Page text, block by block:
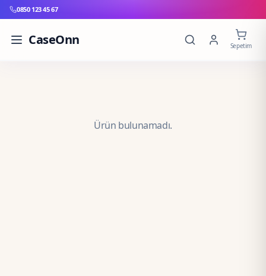
0850 123 45 67
CaseOnn Sepetim
Ürün bulunamadı.